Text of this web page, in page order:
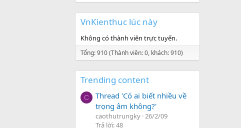
VnKienthuc lúc này
Không có thành viên trực tuyến.
Tổng: 910 (Thành viên: 0, khách: 910)
Trending content
C
Thread 'Có ai biết nhiều về
trọng âm không?'
caothutrungky 26/2/09
Trả lời: 48